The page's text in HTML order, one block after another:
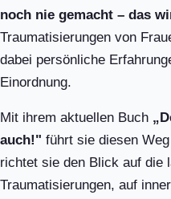
noch nie gemacht – das
Traumatisierungen von
dabei persönliche
Einordnung.
Mit ihrem aktuellen Buch
auch!" führt sie diesen
richtet sie den Blick auf die
Traumatisierungen, auf